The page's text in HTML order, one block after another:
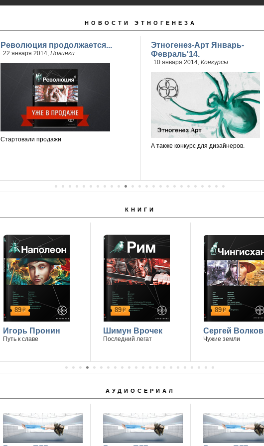
НОВОСТИ ЭТНОГЕНЕЗА
Революция продолжается...
22 января 2014, Новинки
Стартовали продажи
Этногенез-Арт Январь-
Февраль'14.
10 января 2014, Конкурсы
А также конкурс для дизайнеров.
КНИГИ
89р
Игорь Пронин
Путь к славе
89р
Шимун Врочек
Последний легат
89р
Сергей Волков
Чужие земли
АУДИОСЕРИАЛ